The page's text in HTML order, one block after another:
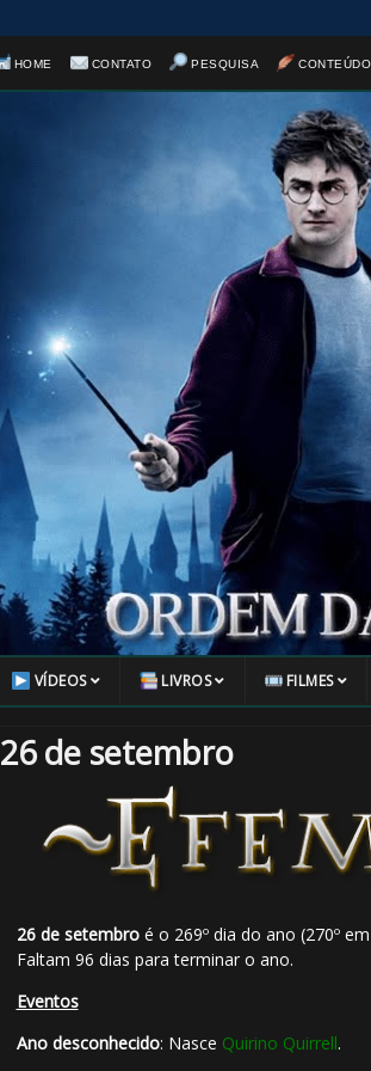
HOME CONTATO PESQUISA
VÍDEOS LIVROS FILMES
26 de setembro
26 de setembroé o 269º dia do ano (270º
Faltam 96 dias para terminar o ano.
Eventos
Ano desconhecido: Nasce Quirino Quirrell.